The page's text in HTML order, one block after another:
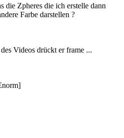
die Zpheres die ich erstelle dann
Farbe darstellen ?
Videos drückt er frame ...